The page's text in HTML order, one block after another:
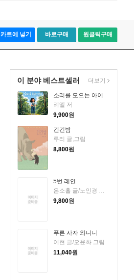
카트에 넣기 바로구매 원클릭구매
이 분야 베스트셀러
소리를 모으는 아이
리엘 저
9,900원
긴긴밤
루리 글,그림
8,800원
5번 레인
은소홀 글/노인경 그림
9,800원
푸른 사자 와니니
이현 글/오윤화 그림
11,040원
더보기